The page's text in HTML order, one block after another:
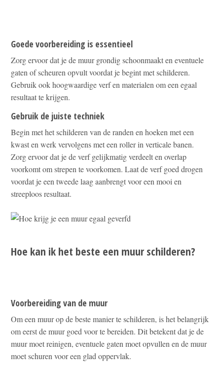
Goede voorbereiding is essentieel
Zorg ervoor dat je de muur grondig schoonmaakt en eventuele
gaten of scheuren opvult voordat je begint met schilderen.
Gebruik ook hoogwaardige verf en materialen om een egaal
resultaat te krijgen.
Gebruik de juiste techniek
Begin met het schilderen van de randen en hoeken met een
kwast en werk vervolgens met een roller in verticale banen.
Zorg ervoor dat je de verf gelijkmatig verdeelt en overlap
voorkomt om strepen te voorkomen. Laat de verf goed drogen
voordat je een tweede laag aanbrengt voor een mooi en
streeploos resultaat.
Hoe kan ik het beste een muur schilderen?
Voorbereiding van de muur
Om een muur op de beste manier te schilderen, is het belangrijk
om eerst de muur goed voor te bereiden. Dit betekent dat je de
muur moet reinigen, eventuele gaten moet opvullen en de muur
moet schuren voor een glad oppervlak.